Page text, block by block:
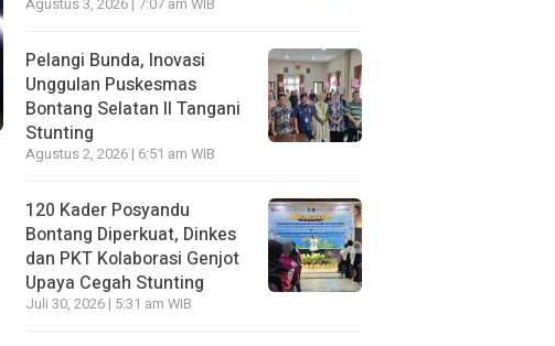
Agustus 3, 2026 | 7:07 am WIB
Pelangi Bunda, Inovasi
Unggulan Puskesmas
Bontang Selatan II Tangani
Stunting
Agustus 2, 2026 | 6:51 am WIB
120 Kader Posyandu
Bontang Diperkuat, Dinkes
dan PKT Kolaborasi Genjot
Upaya Cegah Stunting
Juli 30, 2026 | 5:31 am WIB